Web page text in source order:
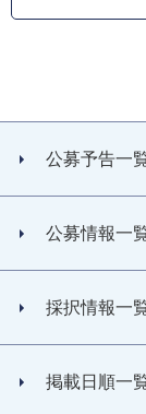
公募予告一
公募情報一
採択情報一
掲載日順一